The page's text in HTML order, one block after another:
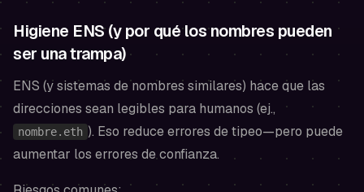
Higiene ENS (y por qué los nombres pueden
ser una trampa)
ENS (y sistemas de nombres similares) hace que las
direcciones sean legibles para humanos (ej.,
nombre.eth ). Eso reduce errores de tipeo—pero puede
aumentar los errores de confianza.